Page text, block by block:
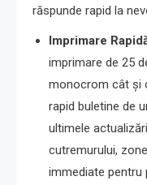
răspunde rapid la
Imprimare
imprimare de 25
monocrom cât și
rapid buletine de
ultimele
cutremurului,
immediate pentru